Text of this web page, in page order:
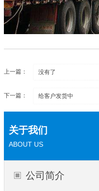
关于我们
ABOUT US
公司简介
上一篇： 没有了
下一篇： 给客户发货中